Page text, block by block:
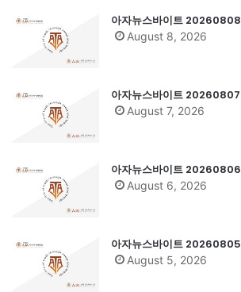
아자뉴스바이트 20260808
August 8, 2026
아자뉴스바이트 20260807
August 7, 2026
아자뉴스바이트 20260806
August 6, 2026
아자뉴스바이트 20260805
August 5, 2026